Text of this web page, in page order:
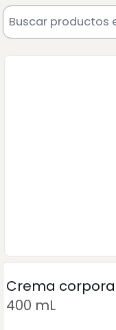
Crema
400 mL